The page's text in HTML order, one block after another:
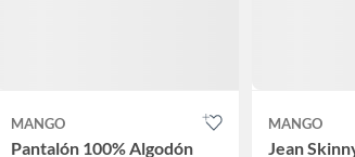
MANGO
Pantalón 100% Algodón
MANGO
Jean